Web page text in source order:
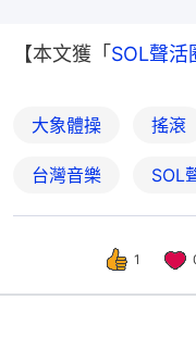
【本文獲「SOL聲活
大象體操 搖滾
台灣音樂 SOL
1